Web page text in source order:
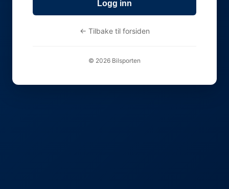
Logg inn
← Tilbake til forsiden
© 2026 Bilsporten